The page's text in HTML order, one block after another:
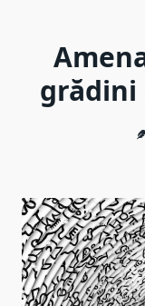
grădini